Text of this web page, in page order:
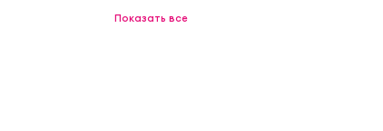
Показать все